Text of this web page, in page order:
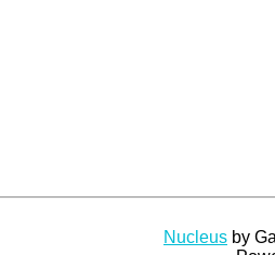
Nucleus by